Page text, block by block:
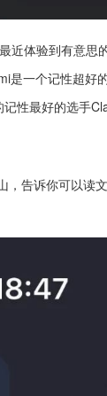
近体验到有意思
是一个记性超好
性最好的选手
，告诉你可以读